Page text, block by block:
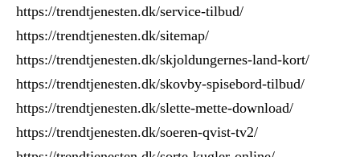
https://trendtjenesten.dk/service-tilbud/
https://trendtjenesten.dk/sitemap/
https://trendtjenesten.dk/skjoldungernes-land-kort/
https://trendtjenesten.dk/skovby-spisebord-tilbud/
https://trendtjenesten.dk/slette-mette-download/
https://trendtjenesten.dk/soeren-qvist-tv2/